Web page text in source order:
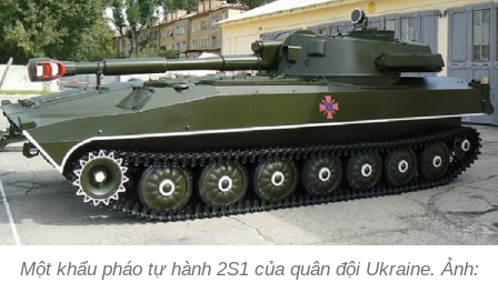
Một khẩu pháo tự hành 2S1 của quân đội Ukraine. Ảnh: